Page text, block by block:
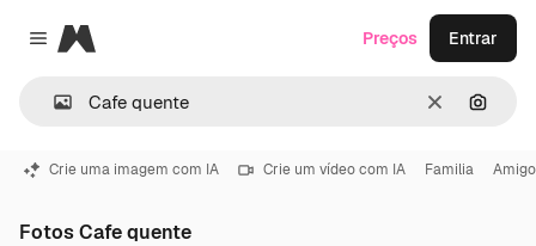
Close menu
Magnific
Limpar
Preços Entrar
Crie uma imagem com IA Crie um vídeo com IA Familia
Fotos Cafe quente